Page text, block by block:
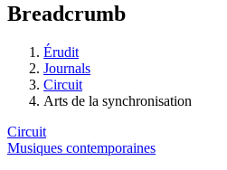
Breadcrumb
Érudit
Journals
Circuit
Arts de la synchronisation
Circuit
Musiques contemporaines